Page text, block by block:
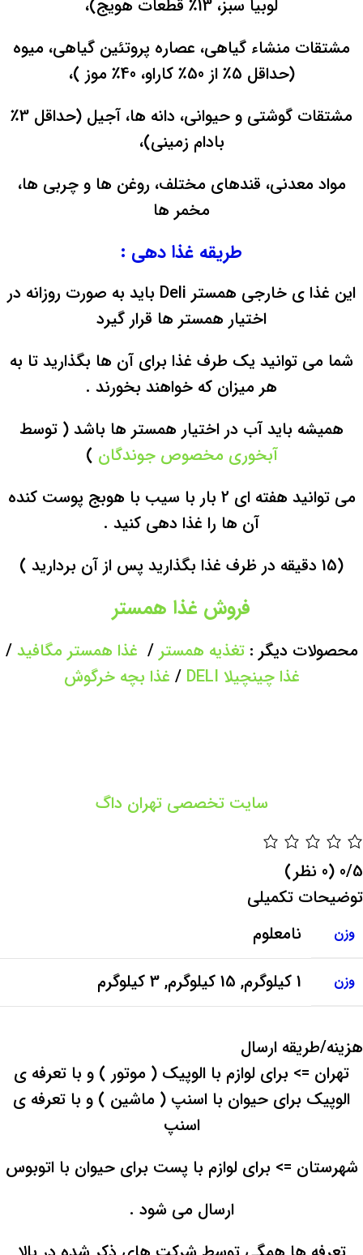
لوبیا سبز، 13٪ قطعات هویج)،
مشتقات منشاء گیاهی، عصاره پروتئین گیاهی، میوه
(حداقل 5٪ از 50٪ کاراو، 40٪ موز
)،
مشتقات گوشتی و حیوانی، دانه ها، آجیل (حداقل 3٪
بادام زمینی)،
مواد معدنی، قندهای مختلف، روغن ها و چربی ها،
مخمر ها
طریقه غذا دهی :
این غذا ی خارجی همستر Deli باید به صورت روزانه در
اختیار همستر ها قرار گیرد
شما می توانید یک طرف غذا برای آن ها بگذارید تا به
هر میزان که خواهند بخورند .
همیشه باید آب در اختیار همستر ها باشد ( توسط
آبخوری مخصوص جوندگان )
می توانید هفته ای 2 بار با سیب با هوبج پوست کنده
آن ها را غذا دهی کنید .
(15 دقیقه در ظرف غذا بگذارید پس از آن بردارید )
فروش غذا همستر
محصولات دیگر :تغذیه همستر / غذا همستر مگافید/
غذا چینچیلا DELI
/ غذا بچه خرگوش
سایت تخصصی تهران داگ
‫0/5 ‫(0 نظر)
توضیحات تکمیلی
وزن نامعلوم
وزن 1 کیلوگرم , 15 کیلوگرم ,3 کیلوگرم
هزینه/طریقه ارسال
تهران => برای لوازم با الوپیک ( موتور ) و با تعرفه ی
الوپیک برای حیوان با اسنپ ( ماشین ) و با تعرفه ی
اسنپ
شهرستان => برای لوازم با پست برای حیوان با اتوبوس
ارسال می شود .